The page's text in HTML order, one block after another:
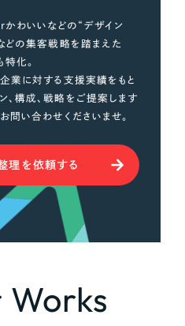
かわいいなどの“デザイン
どの集客戦略を踏まえた
特化。
に対する支援実績をもと
、構成、戦略をご提案します
問い合わせくださいませ。
理を依頼する